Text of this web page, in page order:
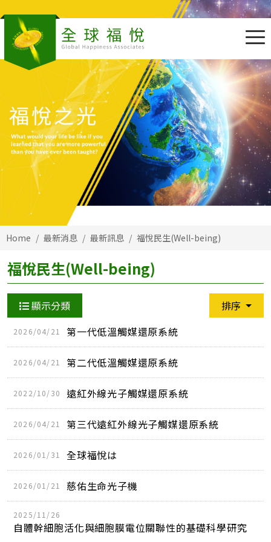
Home 最新消息 最新訊息 福悅民生(Well-being)
福悅民生(Well-being)
顯示分類 排序
2026/04/21 第一代低溫觸媒還原系統
2026/04/21 第二代低溫觸媒還原系統
2022/10/30 遠紅外線光子觸媒還原系統
2026/04/21 第三代遠紅外線光子觸媒還原系統
2026/01/31 全球福悅は
2026/01/21 慈佑生命光子機
2025/11/26
自體幹細胞活化與細胞膜電位關聯性的基礎科學研究